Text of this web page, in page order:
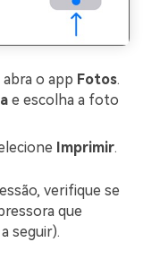
o app Fotos.
e escolha a foto
Imprimir.
verifique se
que
seguir).